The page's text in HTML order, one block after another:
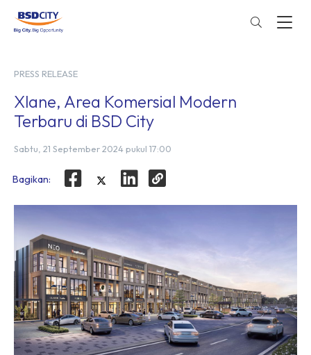
PRESS RELEASE
Xlane, Area Komersial Modern
Terbaru di BSD City
Sabtu, 21 September 2024 pukul 17:00
Bagikan: